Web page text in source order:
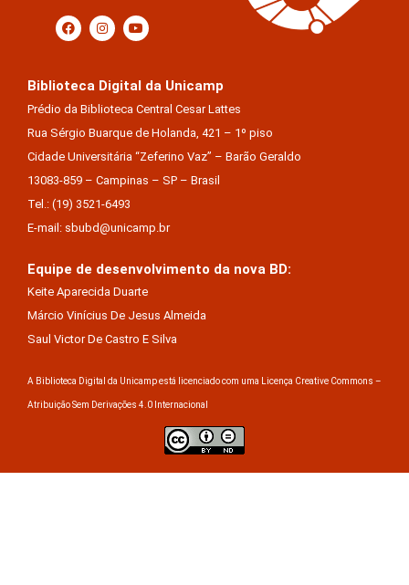
Biblioteca Digital da Unicamp
Prédio da Biblioteca Central Cesar Lattes
Rua Sérgio Buarque de Holanda, 421 – 1º piso
Cidade Universitária “Zeferino Vaz” – Barão Geraldo
13083-859 – Campinas – SP – Brasil
Tel.: (19) 3521-6493
E-mail: sbubd@unicamp.br
Equipe de desenvolvimento da nova BD:
Keite Aparecida Duarte
Márcio Vinícius De Jesus Almeida
Saul Victor De Castro E Silva
A Biblioteca Digital da Unicamp está licenciado com uma Licença Creative Commons –
Atribuição Sem Derivações 4.0 Internacional